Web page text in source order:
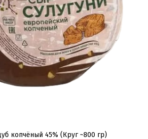
копчёный 45% (Круг ~800 гр)